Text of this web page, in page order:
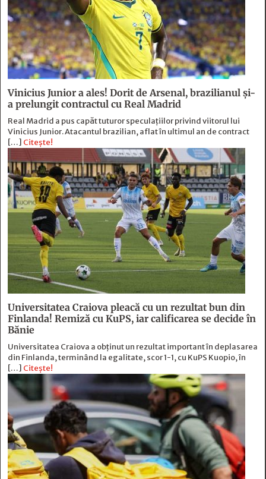
Vinicius Junior a ales! Dorit de Arsenal, brazilianul și-
a prelungit contractul cu Real Madrid
Real Madrid a pus capăt tuturor speculațiilor privind viitorul lui
Vinicius Junior. Atacantul brazilian, aflat în ultimul an de contract
[…] Citește!
Universitatea Craiova pleacă cu un rezultat bun din
Finlanda! Remiză cu KuPS, iar calificarea se decide în
Bănie
Universitatea Craiova a obținut un rezultat important în deplasarea
din Finlanda, terminând la egalitate, scor 1-1, cu KuPS Kuopio, în
[…] Citește!